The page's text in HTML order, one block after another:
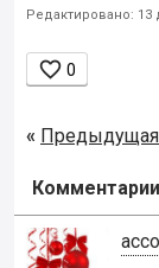
Редактировано: 13
 0
« Предыдущая